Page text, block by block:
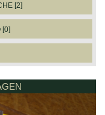
[2]
[0]